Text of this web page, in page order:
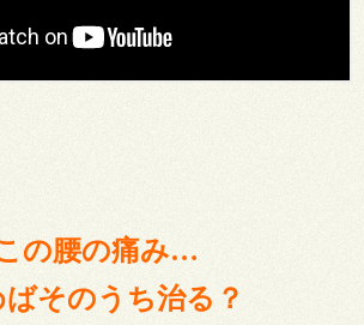
の腰の痛み…
ばそのうち治る？